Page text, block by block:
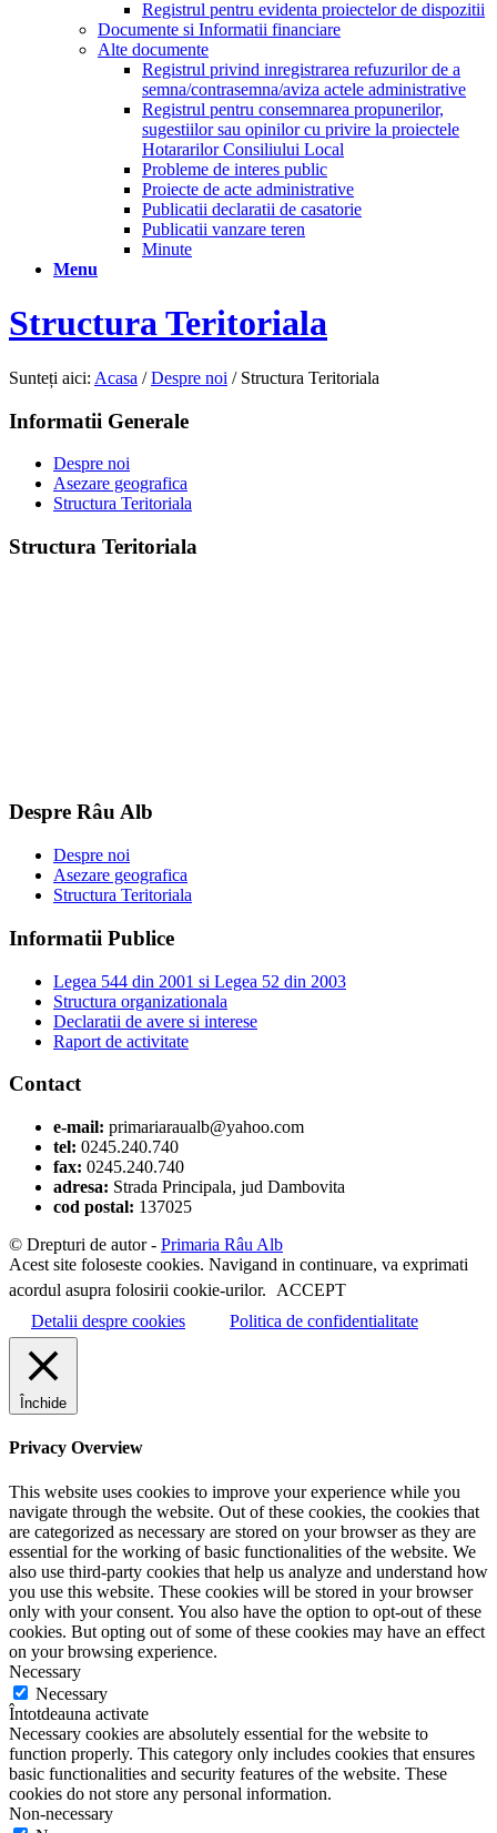
Registrul pentru evidenta proiectelor de dispozitii
Documente si Informatii financiare
Alte documente
Registrul privind inregistrarea refuzurilor de a
semna/contrasemna/aviza actele administrative
Registrul pentru consemnarea propunerilor,
sugestiilor sau opinilor cu privire la proiectele
Hotararilor Consiliului Local
Probleme de interes public
Proiecte de acte administrative
Publicatii declaratii de casatorie
Publicatii vanzare teren
Minute
Menu
Structura Teritoriala
Sunteți aici: Acasa / Despre noi / Structura Teritoriala
Informatii Generale
Despre noi
Asezare geografica
Structura Teritoriala
Structura Teritoriala
Despre Râu Alb
Despre noi
Asezare geografica
Structura Teritoriala
Informatii Publice
Legea 544 din 2001 si Legea 52 din 2003
Structura organizationala
Declaratii de avere si interese
Raport de activitate
Contact
e-mail: primariaraualb@yahoo.com
tel: 0245.240.740
fax: 0245.240.740
adresa: Strada Principala, jud Dambovita
cod postal: 137025
© Drepturi de autor - Primaria Râu Alb
Acest site foloseste cookies. Navigand in continuare, va exprimati
acordul asupra folosirii cookie-urilor.
ACCEPT
Detalii despre cookies
Politica de confidentialitate
Închide
Privacy Overview
This website uses cookies to improve your experience while you
navigate through the website. Out of these cookies, the cookies that
are categorized as necessary are stored on your browser as they are
essential for the working of basic functionalities of the website. We
also use third-party cookies that help us analyze and understand how
you use this website. These cookies will be stored in your browser
only with your consent. You also have the option to opt-out of these
cookies. But opting out of some of these cookies may have an effect
on your browsing experience.
Necessary
Necessary
Întotdeauna activate
Necessary cookies are absolutely essential for the website to
function properly. This category only includes cookies that ensures
basic functionalities and security features of the website. These
cookies do not store any personal information.
Non-necessary